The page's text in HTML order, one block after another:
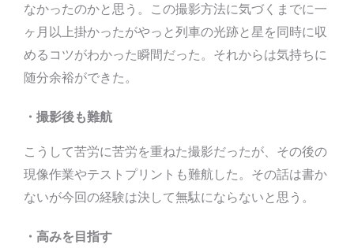
なかったのかと思う。この撮影方法に気づくまでに一
ヶ月以上掛かったがやっと列車の光跡と星を同時に収
めるコツがわかった瞬間だった。それからは気持ちに
随分余裕ができた。
・撮影後も難航
こうして苦労に苦労を重ねた撮影だったが、その後の
現像作業やテストプリントも難航した。その話は書か
ないが今回の経験は決して無駄にならないと思う。
・高みを目指す